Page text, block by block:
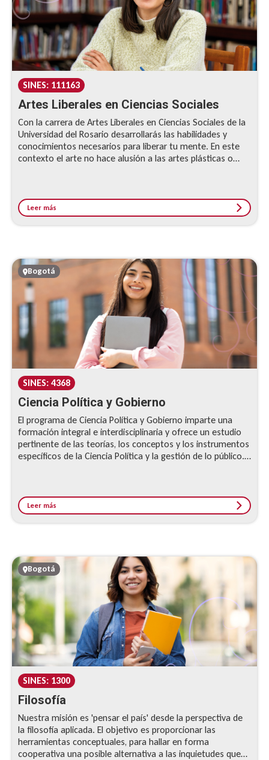
SINES: 111163
Artes Liberales en Ciencias Sociales
Con la carrera de Artes Liberales en Ciencias Sociales de la
Universidad del Rosario desarrollarás las habilidades y
conocimientos necesarios para liberar tu mente. En este
contexto el arte no hace alusión a las artes plásticas o
Leer más
Bogotá
SINES: 4368
Ciencia Política y Gobierno
El programa de Ciencia Política y Gobierno imparte una
formación integral e interdisciplinaria y ofrece un estudio
pertinente de las teorías, los conceptos y los instrumentos
específicos de la Ciencia Política y la gestión de lo público.
Leer más
Bogotá
SINES: 1300
Filosofía
Nuestra misión es 'pensar el país' desde la perspectiva de
la filosofía aplicada. El objetivo es proporcionar las
herramientas conceptuales, para hallar en forma
cooperativa una posible alternativa a las inquietudes que